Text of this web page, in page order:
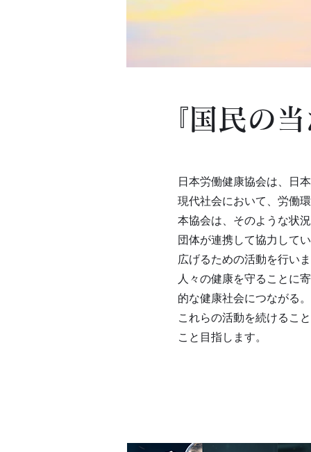
『国民の
日本労働健康協会は、日
現代社会において、労働
本協会は、そのような状
団体が連携して協力して
広げるための活動を行い
人々の健康を守ることに
的な健康社会につながる。
これらの活動を続けるこ
こと目指します。